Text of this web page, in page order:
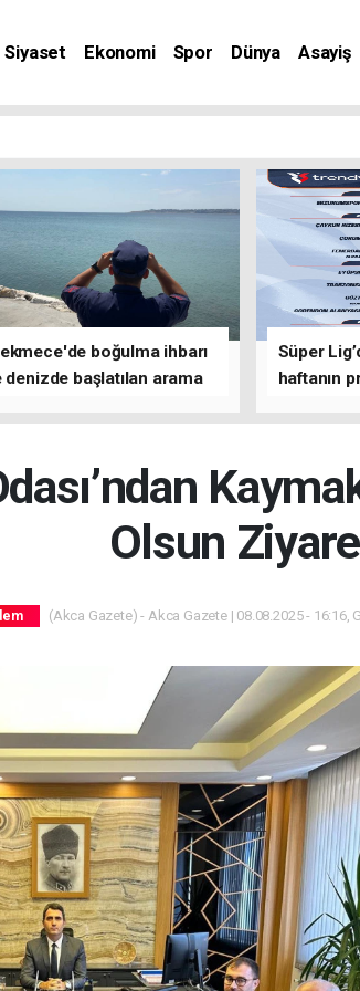
Siyaset Ekonomi Spor Dünya Asayiş
boğulma ihbarı
başlatılan arama
Süper
haftanın
Olsun
(Akca Gazete) - Akca Gazete | 08.08.2025 - 16:16,